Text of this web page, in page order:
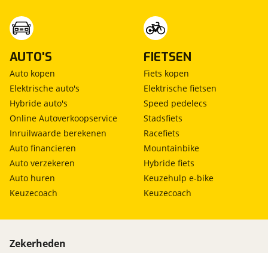
AUTO'S
Auto kopen
Elektrische auto's
Hybride auto's
Online Autoverkoopservice
Inruilwaarde berekenen
Auto financieren
Auto verzekeren
Auto huren
Keuzecoach
FIETSEN
Fiets kopen
Elektrische fietsen
Speed pedelecs
Stadsfiets
Racefiets
Mountainbike
Hybride fiets
Keuzehulp e-bike
Keuzecoach
Zekerheden